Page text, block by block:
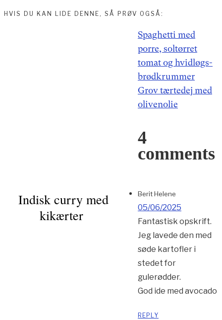
HVIS DU KAN LIDE DENNE, SÅ PRØV OGSÅ:
Indisk curry med
kikærter
IndlægsnavigationSpaghetti med
porre, soltørret
tomat og hvidløgs-
brødkrummer
Grov tærtedej med
olivenolie
4
comments
Berit Helene
05/06/2025
Fantastisk opskrift.
Jeg lavede den med
søde kartofler i
stedet for
gulerødder.
God ide med avocado
REPLY